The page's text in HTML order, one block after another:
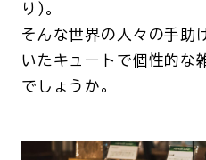
り)。
そんな世界の人々の手助
いたキュートで個性的な
でしょうか。